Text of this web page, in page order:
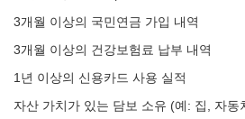
3개월 이상의 국민연금 가입 내역
3개월 이상의 건강보험료 납부 내역
1년 이상의 신용카드 사용 실적
자산 가치가 있는 담보 소유 (예: 집, 자동